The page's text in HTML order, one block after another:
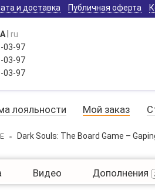
и доставка Публичная оферта
| ru
03-97
03-97
03-97
лояльности Мой заказ
Dark Souls: The Board Game –
Видео Дополнения